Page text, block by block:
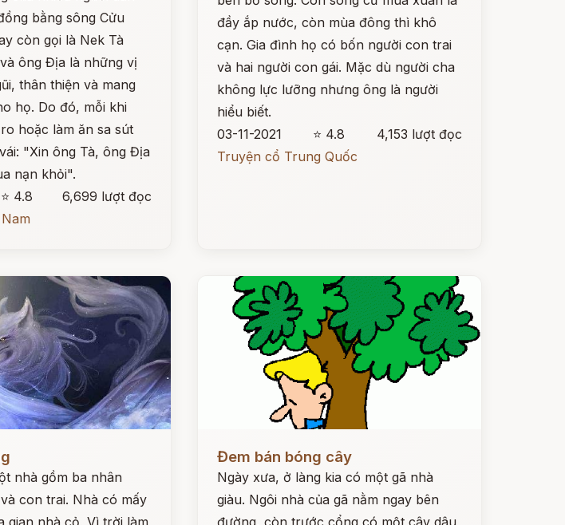
bằng sông Cửu
còn gọi là Nek Tà
ông Địa là những vị
thân thiện và mang
họ. Do đó, mỗi khi
hoặc làm ăn sa sút
"Xin ông Tà, ông Địa
nạn khỏi".
⭐ 4.8
6,699 lượt đọc
đầy ắp nước, còn mùa đông thì khô
cạn. Gia đình họ có bốn người con trai
và hai người con gái. Mặc dù người cha
không lực lưỡng nhưng ông là người
hiểu biết.
03-11-2021
⭐ 4.8
4,153 lượt đọc
Truyện cổ Trung Quốc
nhà gồm ba nhân
con trai. Nhà có mấy
gian nhà cỏ. Vì trời làm
Đem bán bóng cây
Ngày xưa, ở làng kia có một gã nhà
giàu. Ngôi nhà của gã nằm ngay bên
đường, còn trước cổng có một cây dâu